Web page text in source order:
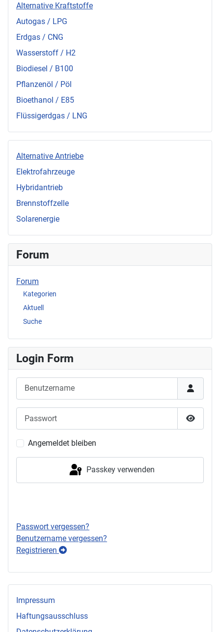
Alternative Kraftstoffe
Autogas / LPG
Erdgas / CNG
Wasserstoff / H2
Biodiesel / B100
Pflanzenöl / Pöl
Bioethanol / E85
Flüssigerdgas / LNG
Alternative Antriebe
Elektrofahrzeuge
Hybridantrieb
Brennstoffzelle
Solarenergie
Forum
Forum
Kategorien
Aktuell
Suche
Login Form
Benutzername
Angemeldet bleiben
Passkey verwenden
Passwort vergessen?
Benutzername vergessen?
Registrieren
Impressum
Haftungsausschluss